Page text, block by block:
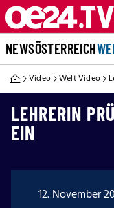
NEWSÖSTERREICH
Video Welt Video
LEHRERIN
EIN
12. November